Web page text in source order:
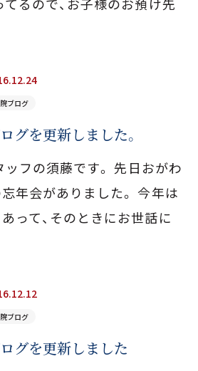
ブログ
グを更新しました。
ッフの須藤です。 先日おがわ
年会がありました。 今年は
って、そのときにお世話に
ブログ
グを更新しました
」西口徒歩4分・駐車場9台完備
保育室あり（予約制）
／14:00〜18:00
／14:00〜16:00
・日曜・祝日